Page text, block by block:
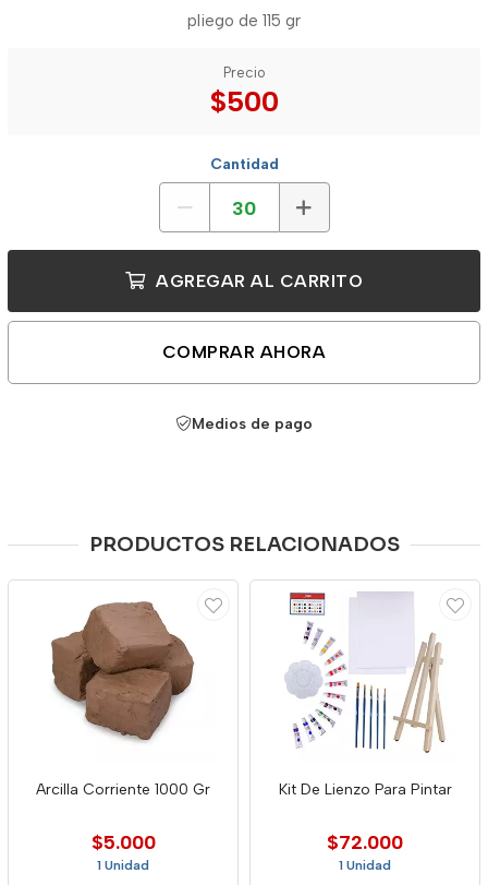
pliego de 115 gr
Precio
$500
Cantidad
AGREGAR AL CARRITO
COMPRAR AHORA
Medios de pago
PRODUCTOS RELACIONADOS
Arcilla Corriente 1000 Gr
$5.000
1 Unidad
Kit De Lienzo Para Pintar
$72.000
1 Unidad